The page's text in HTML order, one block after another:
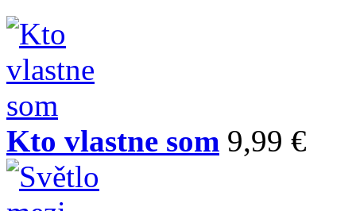
Kto vlastne som 9,99 €